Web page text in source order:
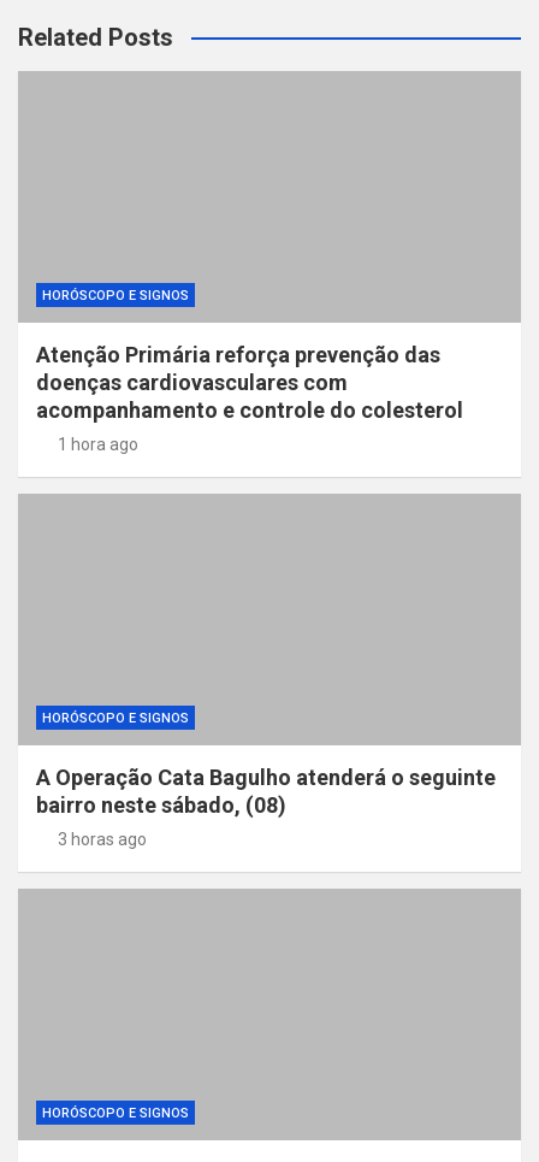
Related Posts
HORÓSCOPO E SIGNOS
Atenção Primária reforça prevenção das
doenças cardiovasculares com
acompanhamento e controle do colesterol
1 hora ago
HORÓSCOPO E SIGNOS
A Operação Cata Bagulho atenderá o seguinte
bairro neste sábado, (08)
3 horas ago
HORÓSCOPO E SIGNOS